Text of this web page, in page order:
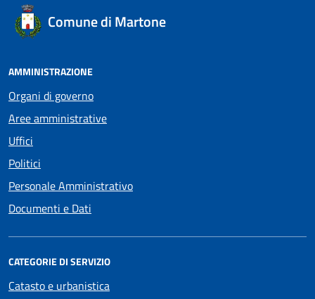
Comune di Martone
AMMINISTRAZIONE
Organi di governo
Aree amministrative
Uffici
Politici
Personale Amministrativo
Documenti e Dati
CATEGORIE DI SERVIZIO
Catasto e urbanistica